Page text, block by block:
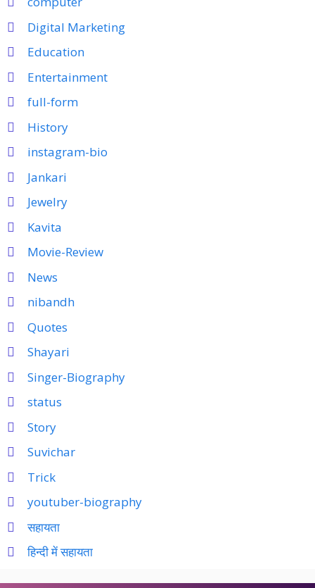
Digital Marketing
Education
Entertainment
full-form
History
instagram-bio
Jankari
Jewelry
Kavita
Movie-Review
News
nibandh
Quotes
Shayari
Singer-Biography
status
Story
Suvichar
Trick
youtuber-biography
सहायता
हिन्दी में सहायता